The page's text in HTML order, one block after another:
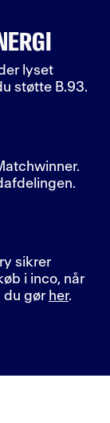
lyset
støtte B.93.
sikrer
i inco, når
du gør her.